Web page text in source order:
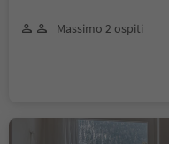
Massimo 2 ospiti